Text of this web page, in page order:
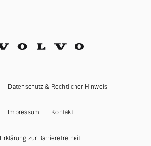
Datenschutz & Rechtlicher Hinweis
Impressum Kontakt
Erklärung zur Barrierefreiheit